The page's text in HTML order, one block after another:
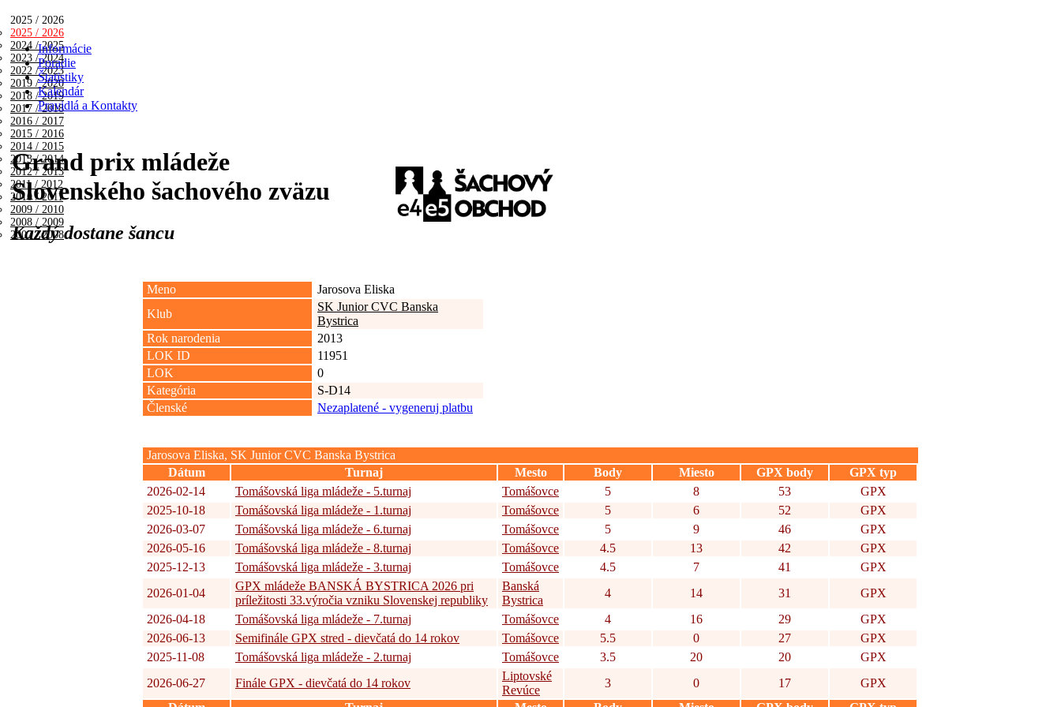
2025 / 2026
2025 / 2026
2024 / 2025
2023 / 2024
2022 / 2023
2019 / 2020
2018 / 2019
2017 / 2018
2016 / 2017
2015 / 2016
2014 / 2015
2013 / 2014
2012 / 2013
2011 / 2012
2010 / 2011
2009 / 2010
2008 / 2009
2007 / 2008
Informácie
Poradie
Štatistiky
Kalendár
Pravidlá a Kontakty
Grand prix mládeže
Slovenského šachového zväzu
Každý dostane šancu
Meno
Jarosova Eliska
Klub
SK Junior CVC Banska
Bystrica
Rok narodenia
2013
LOK ID
11951
LOK
0
Kategória
S-D14
Členské
Nezaplatené - vygeneruj platbu
Jarosova Eliska, SK Junior CVC Banska Bystrica
Dátum
Turnaj Mesto Body Miesto GPX body
GPX typ
2026-02-14
Tomášovská liga mládeže - 5.turnaj Tomášovce 5 8 53
GPX
2025-10-18
Tomášovská liga mládeže - 1.turnaj Tomášovce 5 6 52
GPX
2026-03-07
Tomášovská liga mládeže - 6.turnaj Tomášovce 5 9 46
GPX
2026-05-16
Tomášovská liga mládeže - 8.turnaj Tomášovce 4.5 13 42
GPX
2025-12-13
Tomášovská liga mládeže - 3.turnaj Tomášovce 4.5 7 41
GPX
2026-01-04
GPX mládeže BANSKÁ BYSTRICA 2026 pri
príležitosti 33.výročia vzniku Slovenskej republiky
Banská
Bystrica
4 14 31
GPX
2026-04-18
Tomášovská liga mládeže - 7.turnaj Tomášovce 4 16 29
GPX
2026-06-13
Semifinále GPX stred - dievčatá do 14 rokov Tomášovce 5.5 0 27
GPX
2025-11-08
Tomášovská liga mládeže - 2.turnaj Tomášovce 3.5 20 20
GPX
2026-06-27
Finále GPX - dievčatá do 14 rokov
Liptovské
Revúce
3 0 17
GPX